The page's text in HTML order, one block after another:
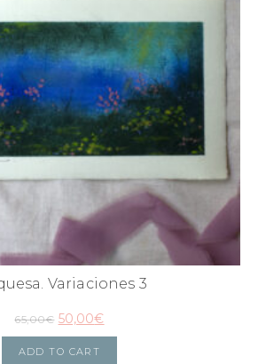
Variaciones 3
65,00€ 50,00€
ADD TO CART